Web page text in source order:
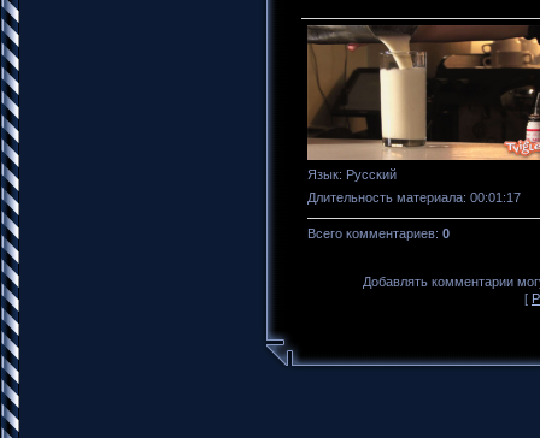
Язык: Русский
Длительность материала: 00:01:17
Всего комментариев: 0
Добавлять комментарии
[